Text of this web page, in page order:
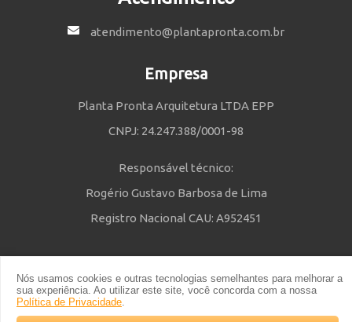
Nós usamos cookies e outras tecnologias semelhantes para melhorar a
sua experiência. Ao utilizar este site, você concorda com a nossa
Política de Privacidade.
atendimento@plantapronta.com.br
Empresa
Planta Pronta Arquitetura LTDA EPP
CNPJ: 24.247.388/0001-98
Responsável técnico:
Rogério Gustavo Barbosa de Lima
Registro Nacional CAU: A952451
Política de Privacidade eTermos e Condições | © 2014 - 2021 Powered
by Planta Pronta